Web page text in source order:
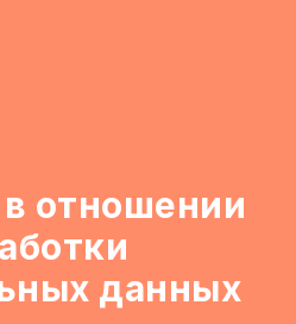
отношении
данных